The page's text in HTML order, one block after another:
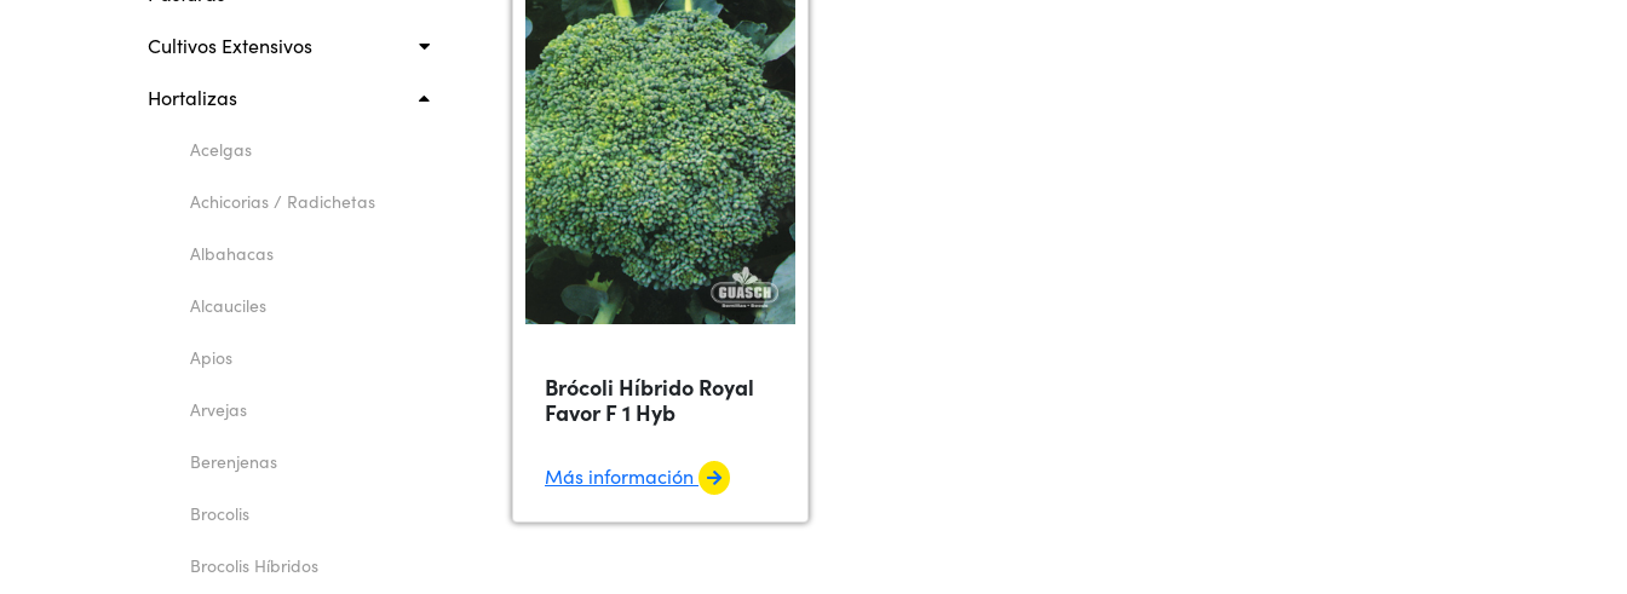
Cultivos Extensivos
Hortalizas
Acelgas
Achicorias / Radichetas
Albahacas
Alcauciles
Apios
Arvejas
Berenjenas
Brocolis
Brocolis Híbridos
Brócoli Híbrido Royal
Favor F 1 Hyb
Más información